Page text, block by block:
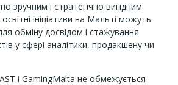
зручним і стратегічно вигідним
ініціативи на Мальті можуть
обміну досвідом і стажування
у сфері аналітики, продакшену чи
і GamingMalta не обмежується